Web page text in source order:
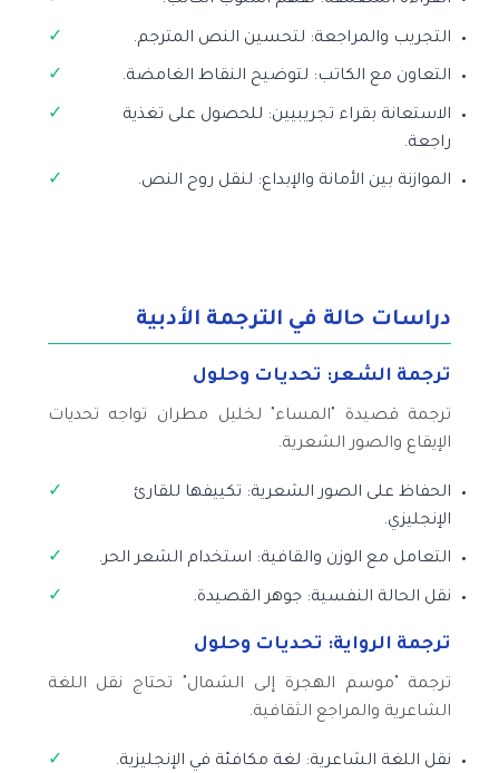
التجريب والمراجعة: لتحسين النص المترجم.
التعاون مع الكاتب: لتوضيح النقاط الغامضة.
الاستعانة بقراء تجريبيين: للحصول على تغذية
راجعة.
الموازنة بين الأمانة والإبداع: لنقل روح النص.
دراسات حالة في الترجمة الأدبية
ترجمة الشعر: تحديات وحلول
ترجمة قصيدة "المساء" لخليل مطران تواجه تحديات
الإيقاع والصور الشعرية.
الحفاظ على الصور الشعرية: تكييفها للقارئ
الإنجليزي.
التعامل مع الوزن والقافية: استخدام الشعر الحر.
نقل الحالة النفسية: جوهر القصيدة.
ترجمة الرواية: تحديات وحلول
ترجمة "موسم الهجرة إلى الشمال" تحتاج نقل اللغة
الشاعرية والمراجع الثقافية.
نقل اللغة الشاعرية: لغة مكافئة في الإنجليزية.